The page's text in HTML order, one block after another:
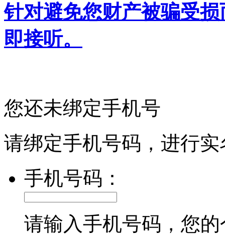
针对避免您财产被骗受
即接听。
您还未绑定手机号
请绑定手机号码，进行
手机号码：
请输入手机号码，您